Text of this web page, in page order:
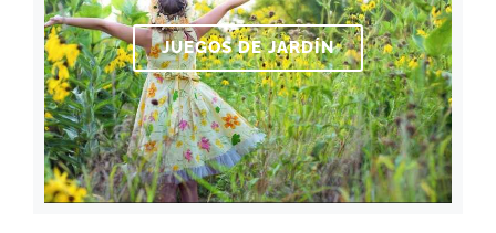
JUEGOS DE JARDÍN